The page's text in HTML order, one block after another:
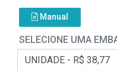
Manual
SELECIONE UMA